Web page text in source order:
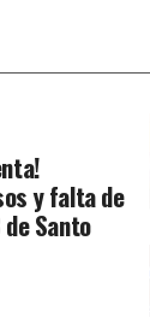
y falta de
Santo